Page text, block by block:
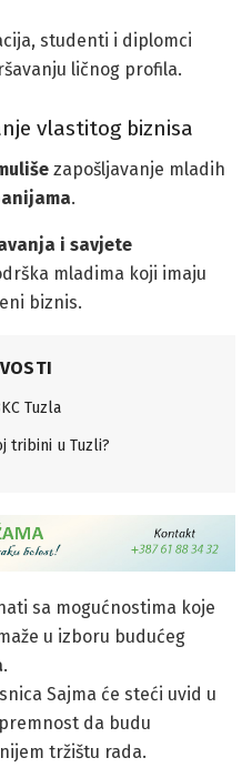
studenti i diplomci
ličnog profila.
vlastitog biznisa
zapošljavanje mladih
.
i savjete
mladima koji imaju
biznis.
Tuzla
tribini u Tuzli?
sa mogućnostima koje
u izboru budućeg
.
Sajma će steći uvid u
da budu
tržištu rada.